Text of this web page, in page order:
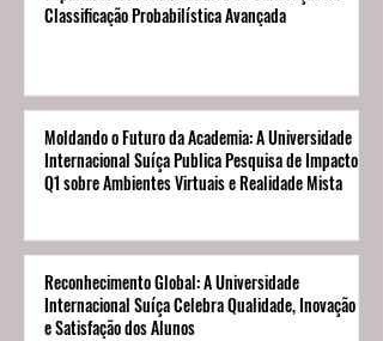
Classificação Probabilística Avançada
Moldando o Futuro da Academia: A Universidade
Internacional Suíça Publica Pesquisa de Impacto
Q1 sobre Ambientes Virtuais e Realidade Mista
Reconhecimento Global: A Universidade
Internacional Suíça Celebra Qualidade, Inovação
e Satisfação dos Alunos